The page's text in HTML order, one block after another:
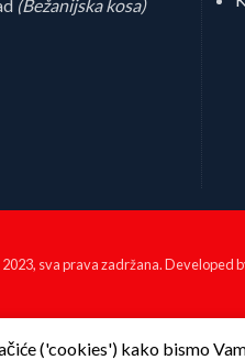
(Bežanijska kosa)
2023, sva prava zadržana. Developed
('cookies') kako bismo